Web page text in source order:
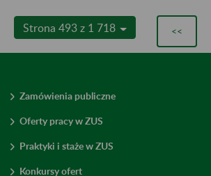
Strona 493 z 1 718 <<
Zamówienia publiczne
Oferty pracy w ZUS
Praktyki i staże w ZUS
Konkursy ofert